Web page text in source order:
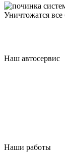
Уничтожатся
Наш автосервис
Наши работы